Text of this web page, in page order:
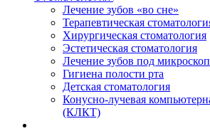
Лечение зубов «во сне»
Терапевтическая
Хирургическая стоматология
Эстетическая стоматология
Лечение зубов под
Гигиена полости рта
Детская стоматология
Конусно-лучевая
(КЛКТ)